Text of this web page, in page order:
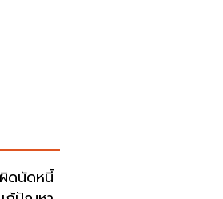
ดนัดหนี้